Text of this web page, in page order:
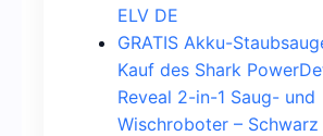
ELV DE
GRATIS Akku-
Kauf des Shark
Reveal 2-in-1 Saug- und
Wischroboter – Schwarz